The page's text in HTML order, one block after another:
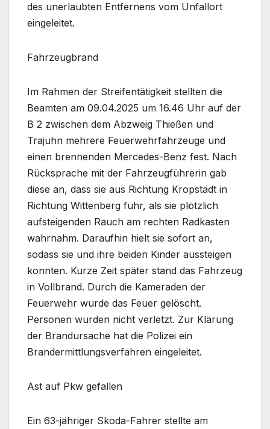
des unerlaubten Entfernens vom Unfallort
eingeleitet.
Fahrzeugbrand
Im Rahmen der Streifentätigkeit stellten die
Beamten am 09.04.2025 um 16.46 Uhr auf der
B 2 zwischen dem Abzweig Thießen und
Trajuhn mehrere Feuerwehrfahrzeuge und
einen brennenden Mercedes-Benz fest. Nach
Rücksprache mit der Fahrzeugführerin gab
diese an, dass sie aus Richtung Kropstädt in
Richtung Wittenberg fuhr, als sie plötzlich
aufsteigenden Rauch am rechten Radkasten
wahrnahm. Daraufhin hielt sie sofort an,
sodass sie und ihre beiden Kinder aussteigen
konnten. Kurze Zeit später stand das Fahrzeug
in Vollbrand. Durch die Kameraden der
Feuerwehr wurde das Feuer gelöscht.
Personen wurden nicht verletzt. Zur Klärung
der Brandursache hat die Polizei ein
Brandermittlungsverfahren eingeleitet.
Ast auf Pkw gefallen
Ein 63-jähriger Skoda-Fahrer stellte am